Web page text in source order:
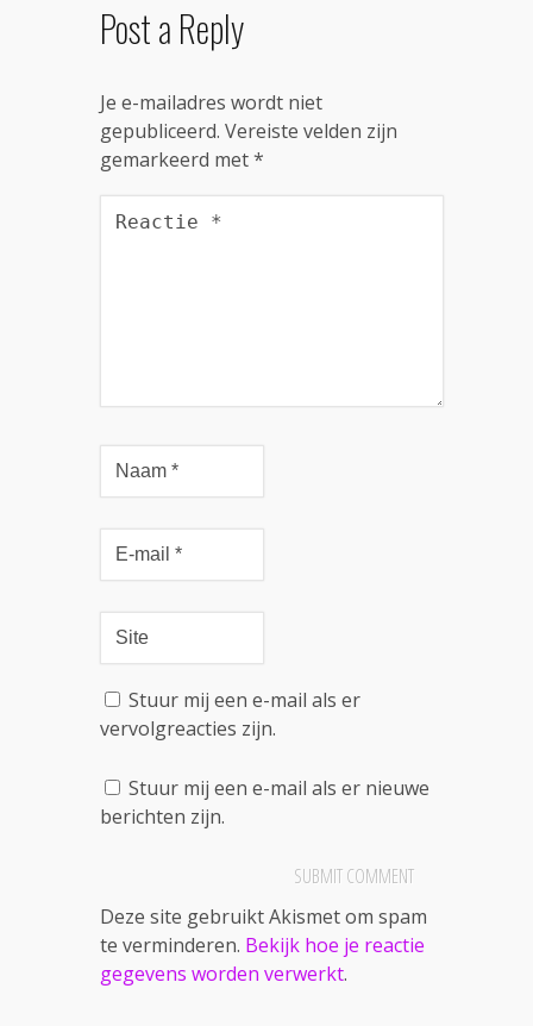
Post a Reply
Je e-mailadres wordt niet
gepubliceerd. Vereiste velden zijn
gemarkeerd met*
Stuur mij een e-mail als er
vervolgreacties zijn.
Stuur mij een e-mail als er nieuwe
berichten zijn.
Deze site gebruikt Akismet om spam
te verminderen. Bekijk hoe je reactie
gegevens worden verwerkt.